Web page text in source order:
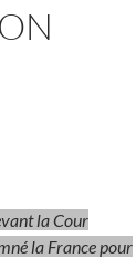
la Cour
la France pour